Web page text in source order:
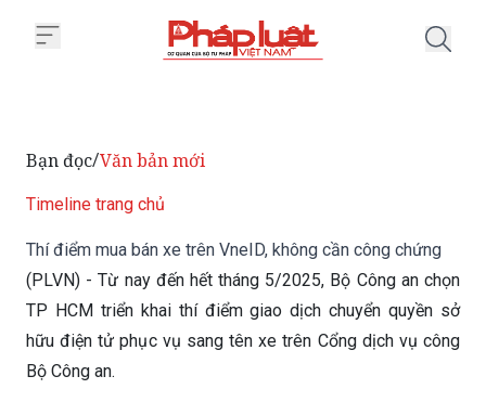
Bạn đọc
Timeline trang chủ
Thí điểm mua bán xe trên VneID, không cần công chứng
(PLVN) - Từ nay đến hết tháng 5/2025, Bộ Công an chọn
TP HCM triển khai thí điểm giao dịch chuyển quyền sở